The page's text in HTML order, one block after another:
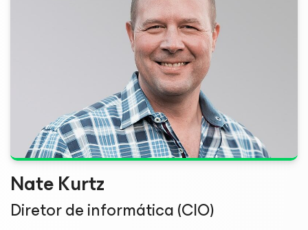
Nate Kurtz
Diretor de informática (CIO)